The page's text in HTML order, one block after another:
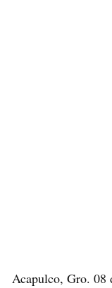
Acapulco, Gro. 08